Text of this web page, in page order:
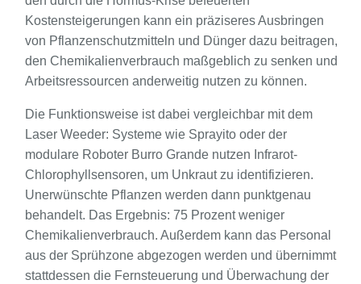
Kostensteigerungen kann ein präziseres Ausbringen
von Pflanzenschutzmitteln und Dünger dazu beitragen,
den Chemikalienverbrauch maßgeblich zu senken und
Arbeitsressourcen anderweitig nutzen zu können.
Die Funktionsweise ist dabei vergleichbar mit dem
Laser Weeder: Systeme wie Sprayito oder der
modulare Roboter Burro Grande nutzen Infrarot-
Chlorophyllsensoren, um Unkraut zu identifizieren.
Unerwünschte Pflanzen werden dann punktgenau
behandelt. Das Ergebnis: 75 Prozent weniger
Chemikalienverbrauch. Außerdem kann das Personal
aus der Sprühzone abgezogen werden und übernimmt
stattdessen die Fernsteuerung und Überwachung der